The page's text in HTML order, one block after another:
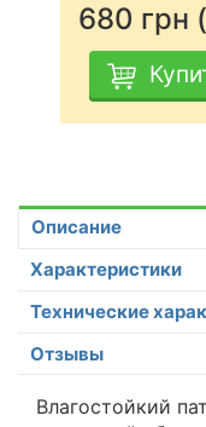
680 грн
Описание
Характеристики
Технические
Отзывы
Влагостойкий